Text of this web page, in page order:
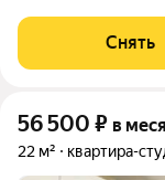
Телевизор Духовой шкаф Стиральная машина Холодильник
Посудомоечная
Снять
56 500 ₽ в
22 м² квартира-